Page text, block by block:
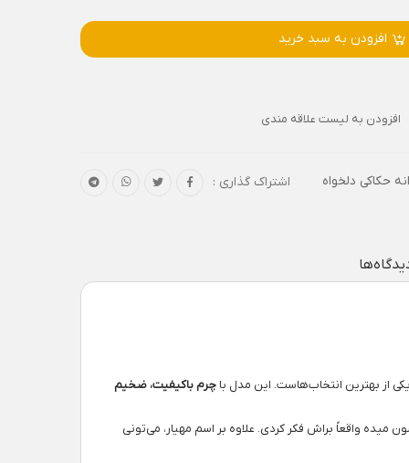
افزودن به سبد خرید
افزودن به لیست علاقه مندی
حکاکی دلخواه اشتراک گذاری :
یکی از بهترین انتخاب‌هاست. این مدل با چرم باکیفیت، ضخیم
واقعاً براش فکر کردی. علاوه بر اسم مهیار، می‌تونی